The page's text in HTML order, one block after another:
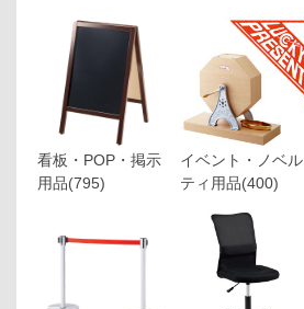
看板・POP・掲示
用品(795)
イベント・ノベル
ティ用品(400)